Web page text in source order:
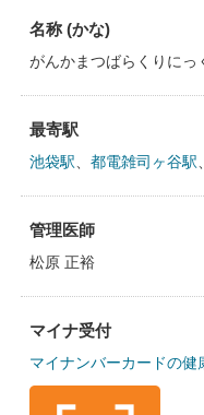
名称 (かな)
がんかまつばらくりにっ
最寄駅
池袋駅 都電雑司ヶ谷駅
管理医師
松原 正裕
マイナ受付
マイナンバーカードの健